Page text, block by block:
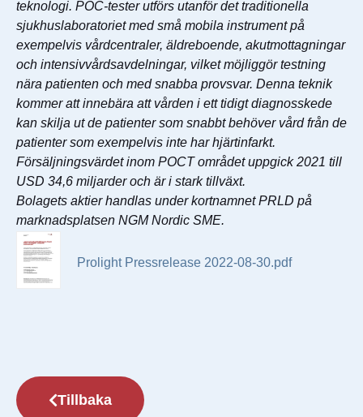
teknologi. POC-tester utförs utanför det traditionella
sjukhuslaboratoriet med små mobila instrument på
exempelvis vårdcentraler, äldreboende, akutmottagningar
och intensivvårdsavdelningar, vilket möjliggör testning
nära patienten och med snabba provsvar. Denna teknik
kommer att innebära att vården i ett tidigt diagnosskede
kan skilja ut de patienter som snabbt behöver vård från de
patienter som exempelvis inte har hjärtinfarkt.
Försäljningsvärdet inom POCT området uppgick 2021 till
USD 34,6 miljarder och är i stark tillväxt.
Bolagets aktier handlas under kortnamnet PRLD på
marknadsplatsen NGM Nordic SME.
Prolight Pressrelease 2022-08-30.pdf
Tillbaka